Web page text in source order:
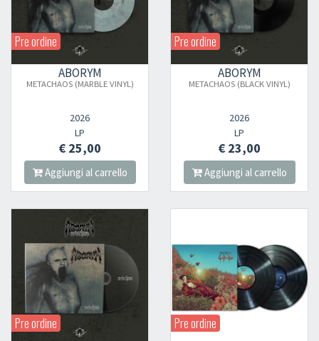
Pre ordine
ABORYM
METACHAOS (MARBLE VINYL)
2026
LP
€ 25,00
Aggiungi al carrello
Pre ordine
ABORYM
METACHAOS (BLACK VINYL)
2026
LP
€ 23,00
Aggiungi al carrello
Pre ordine Pre ordine